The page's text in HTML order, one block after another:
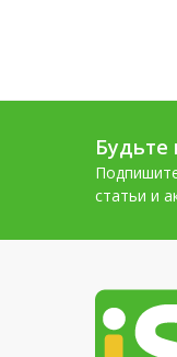
Будьте
статьи и